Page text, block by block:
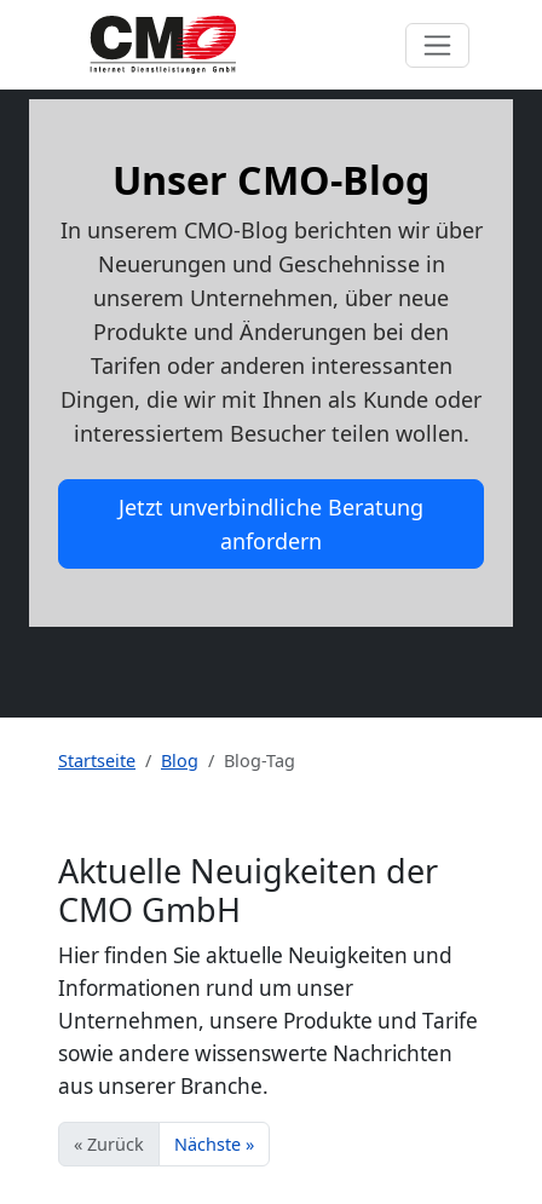
Unser CMO-Blog
In unserem CMO-Blog berichten wir über
Neuerungen und Geschehnisse in
unserem Unternehmen, über neue
Produkte und Änderungen bei den
Tarifen oder anderen interessanten
Dingen, die wir mit Ihnen als Kunde oder
interessiertem Besucher teilen wollen.
Jetzt unverbindliche Beratung
anfordern
Startseite Blog Blog-Tag
Aktuelle Neuigkeiten der
CMO GmbH
Hier finden Sie aktuelle Neuigkeiten und
Informationen rund um unser
Unternehmen, unsere Produkte und Tarife
sowie andere wissenswerte Nachrichten
aus unserer Branche.
« Zurück Nächste »